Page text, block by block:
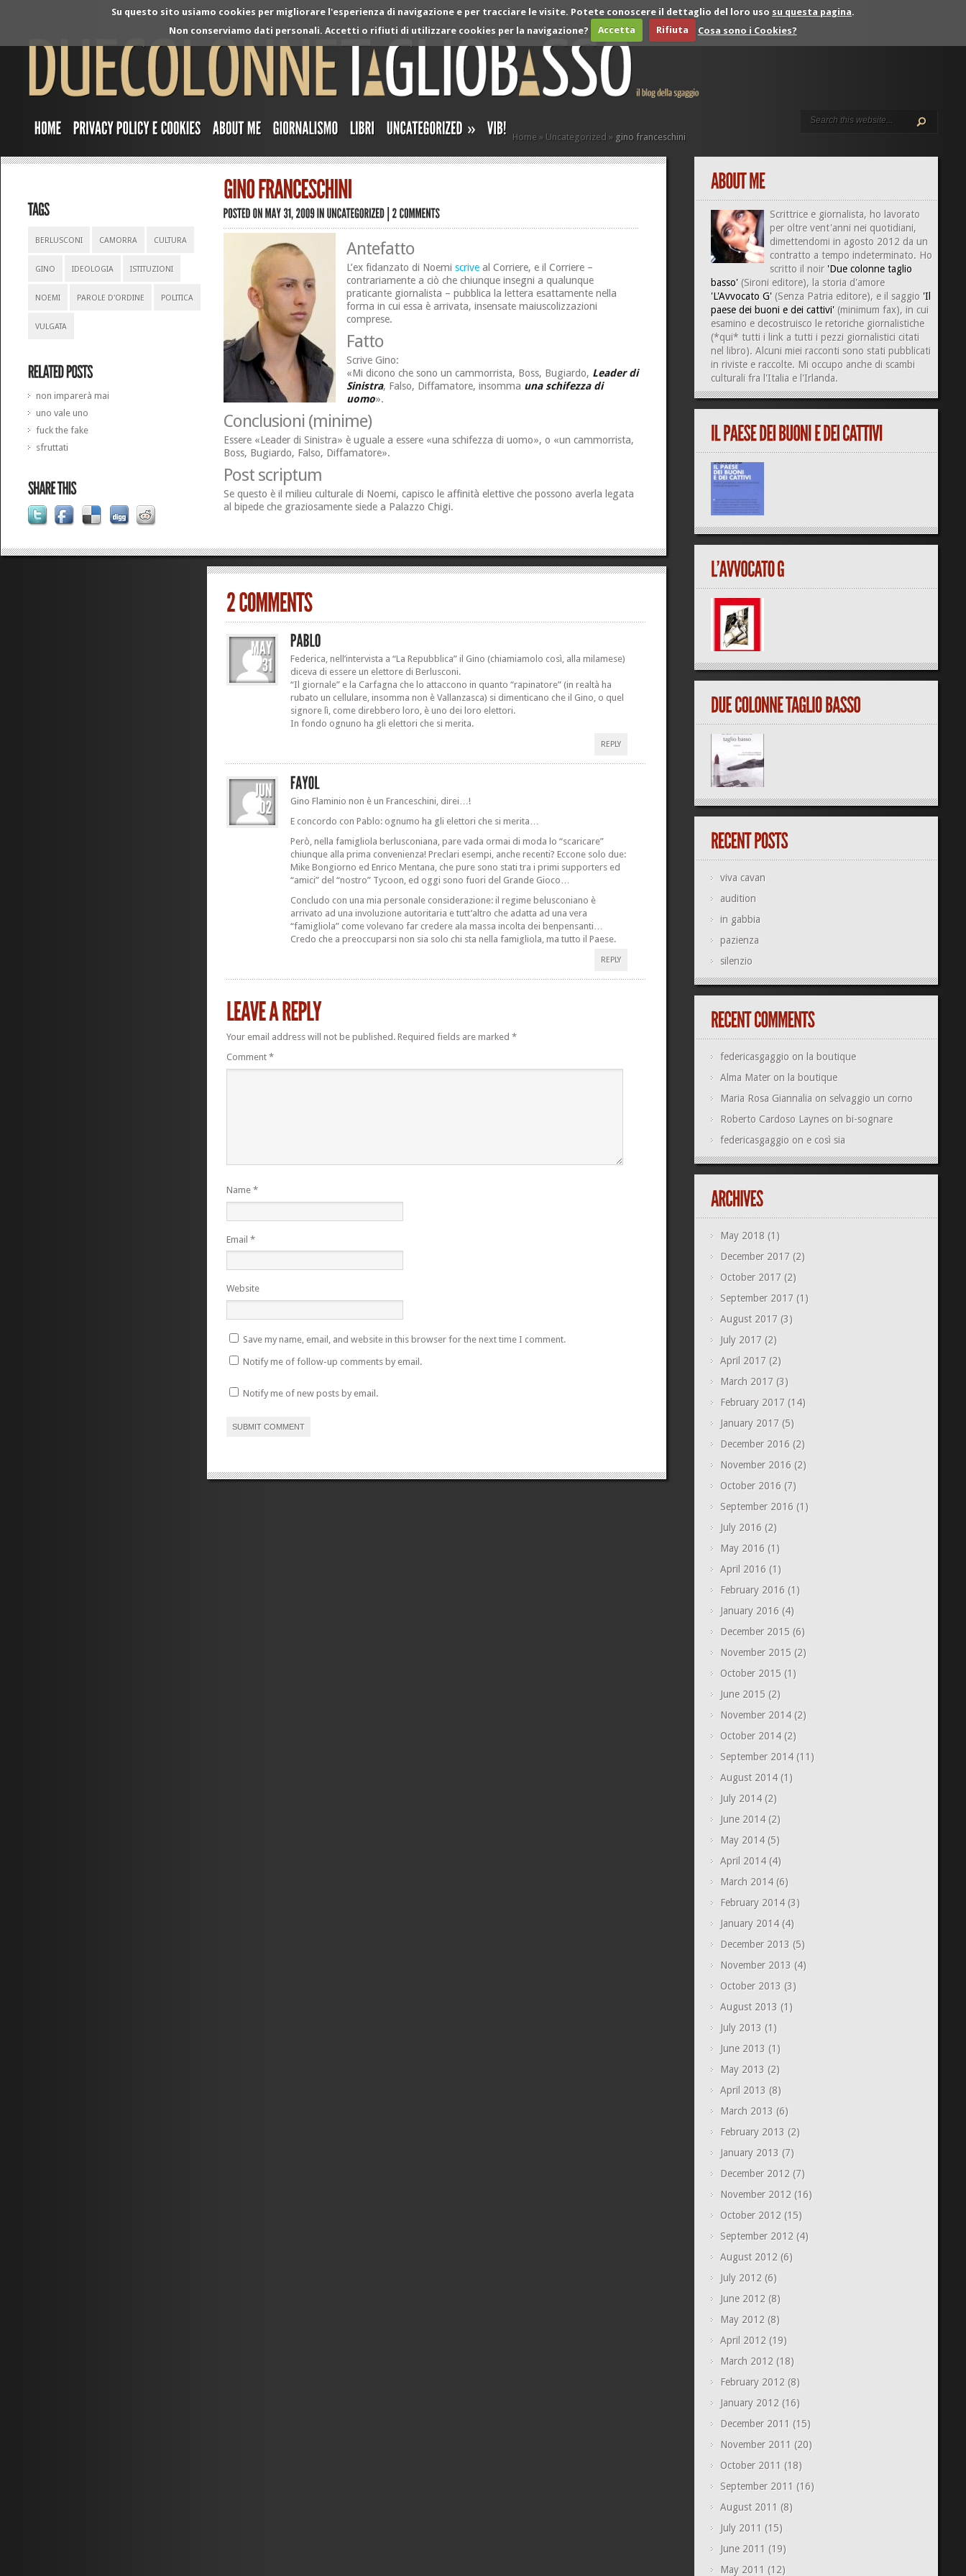
Su questo sito usiamo cookies per migliorare l'esperienza di navigazione e per tracciare le visite. Potete conoscere il dettaglio del loro uso su questa pagina.
Non conserviamo dati personali. Accetti o rifiuti di utilizzare cookies per la navigazione?
Accetta Rifiuta Cosa sono i Cookies?
» Home » Uncategorized » gino franceschini
BERLUSCONI CAMORRA CULTURA
GINO IDEOLOGIA ISTITUZIONI
NOEMI PAROLE D'ORDINE POLITICA
VULGATA
non imparerà mai
uno vale uno
fuck the fake
sfruttati
Antefatto
L’ex fidanzato di Noemiscrive al Corriere, e il Corriere –
contrariamente a ciò che chiunque insegni a qualunque
praticante giornalista – pubblica la lettera esattamente nella
forma in cui essa è arrivata, insensate maiuscolizzazioni
comprese.
Fatto
Scrive Gino:
«Mi dicono che sono un cammorrista, Boss, Bugiardo, Leader di
Sinistra, Falso, Diffamatore, insomma una schifezza di
uomo».
Conclusioni (minime)
Essere «Leader di Sinistra» è uguale a essere «una schifezza di uomo», o «un cammorrista,
Boss, Bugiardo, Falso, Diffamatore».
Post scriptum
Se questo è il milieu culturale di Noemi, capisco le affinità elettive che possono averla legata
al bipede che graziosamente siede a Palazzo Chigi.
Federica, nell’intervista a “La Repubblica” il Gino (chiamiamolo così, alla milamese)
diceva di essere un elettore di Berlusconi.
“Il giornale” e la Carfagna che lo attaccono in quanto “rapinatore” (in realtà ha
rubato un cellulare, insomma non è Vallanzasca) si dimenticano che il Gino, o quel
signore lì, come direbbero loro, è uno dei loro elettori.
In fondo ognuno ha gli elettori che si merita.
REPLY
Gino Flaminio non è un Franceschini, direi…!
E concordo con Pablo: ognumo ha gli elettori che si merita…
Però, nella famigliola berlusconiana, pare vada ormai di moda lo “scaricare”
chiunque alla prima convenienza! Preclari esempi, anche recenti? Eccone solo due:
Mike Bongiorno ed Enrico Mentana, che pure sono stati tra i primi supporters ed
“amici” del “nostro” Tycoon, ed oggi sono fuori del Grande Gioco…
Concludo con una mia personale considerazione: il regime belusconiano è
arrivato ad una involuzione autoritaria e tutt’altro che adatta ad una vera
“famigliola” come volevano far credere ala massa incolta dei benpensanti…
Credo che a preoccuparsi non sia solo chi sta nella famigliola, ma tutto il Paese.
REPLY
Your email address will not be published. Required fields are marked *
Comment *
Name *
Email *
Website
Save my name, email, and website in this browser for the next time I comment.
Notify me of follow-up comments by email.
Notify me of new posts by email.
Scrittrice e giornalista, ho lavorato
per oltre vent'anni nei quotidiani,
dimettendomi in agosto 2012 da un
contratto a tempo indeterminato. Ho
scritto il noir 'Due colonne taglio
basso'(Sironi editore), la storia d'amore
'L'Avvocato G'(Senza Patria editore), e il saggio 'Il
paese dei buoni e dei cattivi'(minimum fax), in cui
esamino e decostruisco le retoriche giornalistiche
(*qui* tutti i link a tutti i pezzi giornalistici citati
nel libro). Alcuni miei racconti sono stati pubblicati
in riviste e raccolte. Mi occupo anche di scambi
culturalifra l'Italia e l'Irlanda.
viva cavan
audition
in gabbia
pazienza
silenzio
federicasgaggioon la boutique
Alma Materon la boutique
Maria Rosa Giannalia on selvaggio un corno
Roberto Cardoso Layneson bi-sognare
federicasgaggioon e così sia
May 2018(1)
December 2017(2)
October 2017(2)
September 2017(1)
August 2017(3)
July 2017(2)
April 2017(2)
March 2017(3)
February 2017(14)
January 2017(5)
December 2016(2)
November 2016(2)
October 2016(7)
September 2016(1)
July 2016(2)
May 2016(1)
April 2016(1)
February 2016(1)
January 2016(4)
December 2015(6)
November 2015(2)
October 2015(1)
June 2015(2)
November 2014(2)
October 2014(2)
September 2014(11)
August 2014(1)
July 2014(2)
June 2014(2)
May 2014(5)
April 2014(4)
March 2014(6)
February 2014(3)
January 2014(4)
December 2013 (5)
November 2013 (4)
October 2013 (3)
August 2013 (1)
July 2013 (1)
June 2013 (1)
May 2013 (2)
April 2013 (8)
March 2013 (6)
February 2013 (2)
January 2013 (7)
December 2012(7)
November 2012(16)
October 2012(15)
September 2012(4)
August 2012(6)
July 2012(6)
June 2012(8)
May 2012(8)
April 2012(19)
March 2012(18)
February 2012(8)
January 2012(16)
December 2011 (15)
November 2011 (20)
October 2011 (18)
September 2011 (16)
August 2011 (8)
July 2011 (15)
June 2011 (19)
May 2011 (12)